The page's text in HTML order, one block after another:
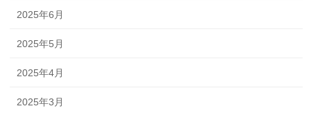
2025年6月
2025年5月
2025年4月
2025年3月